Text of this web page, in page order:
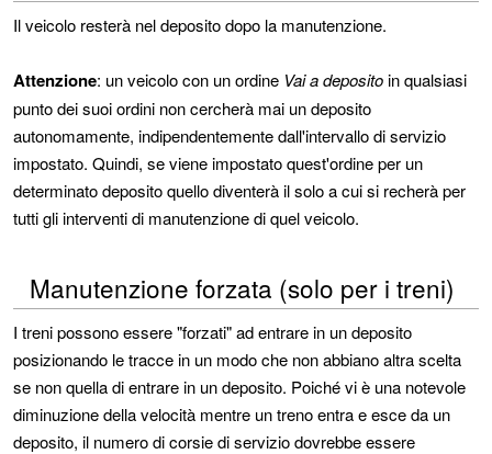
Il veicolo resterà nel deposito dopo la manutenzione.
Attenzione: un veicolo con un ordine Vai a depositoin qualsiasi
punto dei suoi ordini non cercherà mai un deposito
autonomamente, indipendentemente dall'intervallo di servizio
impostato. Quindi, se viene impostato quest'ordine per un
determinato deposito quello diventerà il solo a cui si recherà per
tutti gli interventi di manutenzione di quel veicolo.
Manutenzione forzata (solo per i treni)
I treni possono essere "forzati" ad entrare in un deposito
posizionando le tracce in un modo che non abbiano altra scelta
se non quella di entrare in un deposito. Poiché vi è una notevole
diminuzione della velocità mentre un treno entra e esce da un
deposito, il numero di corsie di servizio dovrebbe essere